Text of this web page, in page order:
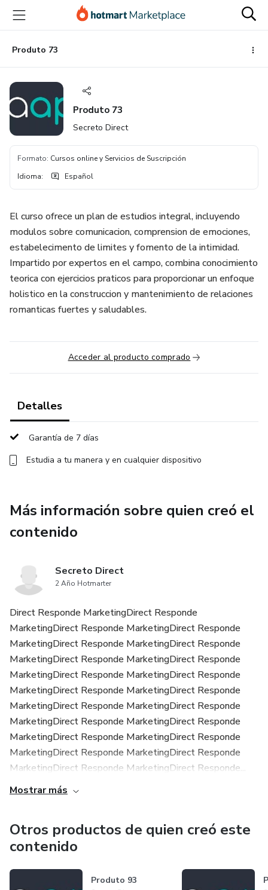
principal
página
de
página
Produto 73
Produto 73
Secreto Direct
Formato: Cursos online y Servicios de Suscripción
Idioma: Español
El curso ofrece un plan de estudios integral, incluyendo
modulos sobre comunicacion, comprension de emociones,
estabelecimento de limites y fomento de la intimidad.
Impartido por expertos en el campo, combina conocimiento
teorica con ejercicios praticos para proporcionar un enfoque
holistico en la construccion y mantenimiento de relaciones
romanticas fuertes y saludables.
Acceder al producto comprado
Detalles
Garantía de 7 días
Estudia a tu manera y en cualquier dispositivo
Más información sobre quien creó el
contenido
Secreto Direct
2 Año Hotmarter
Direct Responde MarketingDirect Responde
MarketingDirect Responde MarketingDirect Responde
MarketingDirect Responde MarketingDirect Responde
MarketingDirect Responde MarketingDirect Responde
MarketingDirect Responde MarketingDirect Responde
MarketingDirect Responde MarketingDirect Responde
MarketingDirect Responde MarketingDirect Responde
MarketingDirect Responde MarketingDirect Responde
MarketingDirect Responde MarketingDirect Responde
MarketingDirect Responde MarketingDirect Responde
MarketingDirect Responde MarketingDirect Responde...
Mostrar más
Otros productos de quien creó este
contenido
Produto 93